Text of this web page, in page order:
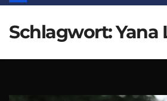
Schlagwort:Yana